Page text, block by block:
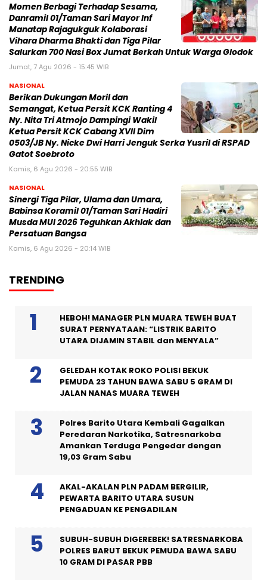
Momen Berbagi Terhadap Sesama,
Danramil 01/Taman Sari Mayor Inf
Manatap Rajagukguk Kolaborasi
Vihara Dharma Bhakti dan Tiga Pilar
Salurkan 700 Nasi Box Jumat Berkah Untuk Warga Glodok
Jumat, 7 Agu 2026 - 15:45 WIB
NASIONAL
Berikan Dukungan Moril dan
Semangat, Ketua Persit KCK Ranting 4
Ny. Nita Tri Atmojo Dampingi Wakil
Ketua Persit KCK Cabang XVII Dim
0503/JB Ny. Nicke Dwi Harri Jenguk Serka Yusril di RSPAD
Gatot Soebroto
Kamis, 6 Agu 2026 - 20:55 WIB
NASIONAL
Sinergi Tiga Pilar, Ulama dan Umara,
Babinsa Koramil 01/Taman Sari Hadiri
Musda MUI 2026 Teguhkan Akhlak dan
Persatuan Bangsa
Kamis, 6 Agu 2026 - 20:14 WIB
TRENDING
HEBOH! MANAGER PLN MUARA TEWEH BUAT
SURAT PERNYATAAN: “LISTRIK BARITO
UTARA DIJAMIN STABIL dan MENYALA”
GELEDAH KOTAK ROKO POLISI BEKUK
PEMUDA 23 TAHUN BAWA SABU 5 GRAM DI
JALAN NANAS MUARA TEWEH
Polres Barito Utara Kembali Gagalkan
Peredaran Narkotika, Satresnarkoba
Amankan Terduga Pengedar dengan
19,03 Gram Sabu
AKAL-AKALAN PLN PADAM BERGILIR,
PEWARTA BARITO UTARA SUSUN
PENGADUAN KE PENGADILAN
SUBUH-SUBUH DIGEREBEK! SATRESNARKOBA
POLRES BARUT BEKUK PEMUDA BAWA SABU
10 GRAM DI PASAR PBB